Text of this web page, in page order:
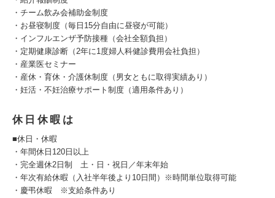
・チーム飲み会補助金制度
・お昼寝制度（毎日15分自由に昼寝が可能）
・インフルエンザ予防接種（会社全額負担）
・定期健康診断（2年に1度婦人科健診費用会社負担）
・産業医セミナー
・産休・育休・介護休制度（男女ともに取得実績あり）
・妊活・不妊治療サポート制度（適用条件あり）
休日休暇は
■休日・休暇
・年間休日120日以上
・完全週休2日制 土・日・祝日／年末年始
・年次有給休暇（入社半年後より10日間）※時間単位取得可能
・慶弔休暇 ※支給条件あり